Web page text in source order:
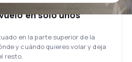
en solo unos
en la parte superior de la
y cuándo quieres volar y deja
resto.